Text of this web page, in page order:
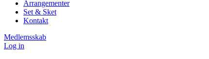
Arrangementer
Set & Sket
Kontakt
Medlemsskab
Log in